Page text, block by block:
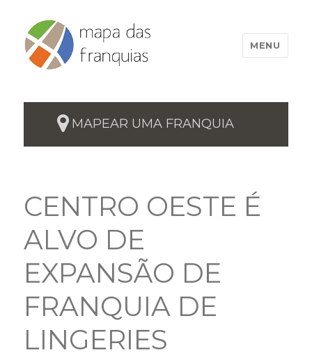
MENU
MAPEAR UMA FRANQUIA
CENTRO OESTE É
ALVO DE
EXPANSÃO DE
FRANQUIA DE
LINGERIES